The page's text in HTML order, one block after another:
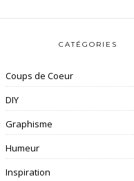
CATÉGORIES
Coups de Coeur
DIY
Graphisme
Humeur
Inspiration